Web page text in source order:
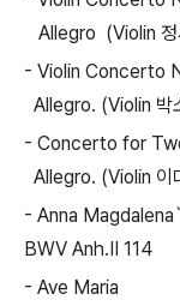
Allegro (Violin 정
- Violin Concerto
Allegro. (Violin 박
- Concerto for
Allegro. (Violin 이
- Anna
BWV Anh.II 114
- Ave